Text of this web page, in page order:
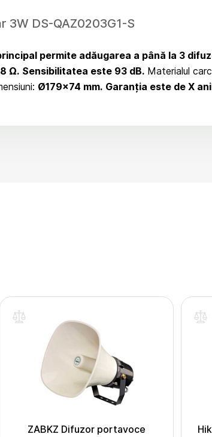
3W DS-QAZ0203G1-S
permite adăugarea a până la 3
Ω. Sensibilitatea este 93 dB. Materialul
Ø179×74 mm. Garanția este de X
ZABKZ Difuzor portavoce